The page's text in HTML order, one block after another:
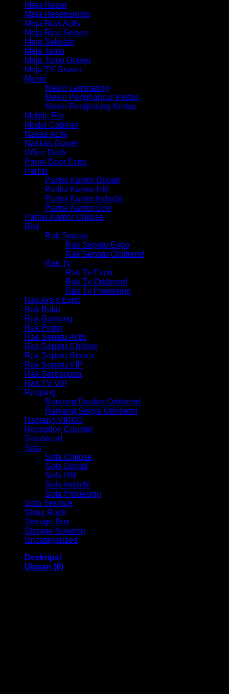
Meja Rapat
Meja Resepsionis
Meja Rias Activ
Meja Rias Graver
Meja Sekolah
Meja Tamu
Meja Tamu Graver
Meja TV Graver
Mesin
Mesin Laminating
Mesin Penghancur Kertas
Mesin Penghitung Kertas
Mobile File
Modul Cabinet
Nakas Activ
Nakkas Graver
Office Desk
Panel Door Expo
Partisi
Partisi Kantor Donati
Partisi Kantor HM
Partisi Kantor Indachi
Partisi Kantor Uno
Partisi Kantor Chitose
Rak
Rak Sepatu
Rak Sepatu Expo
Rak Sepatu Orbitrend
Rak Tv
Rak Tv Expo
Rak Tv Orbitrend
Rak Tv Prodesign
Rak Arsip Expo
Rak Buku
Rak Gantung
Rak Piring
Rak Sepatu Activ
Rak Sepatu Chitose
Rak Sepatu Graver
Rak Sepatu VIP
Rak Serbaguna
Rak TV VIP
Ranjang
Ranjang Double Orbitrend
Ranjang Single Orbitrend
Ranjang VIKKO
Reception Counter
Sideboard
Sofa
Sofa Chitose
Sofa Donati
Sofa HM
Sofa Indachi
Sofa Prodesign
Sofa Yesnice
Staky Rack
Storage Box
Storage Solution
Uncategorized
Deskripsi
Ulasan (0)